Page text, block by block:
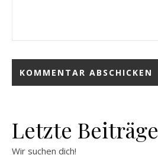
Letzte Beiträge
Wir suchen dich!